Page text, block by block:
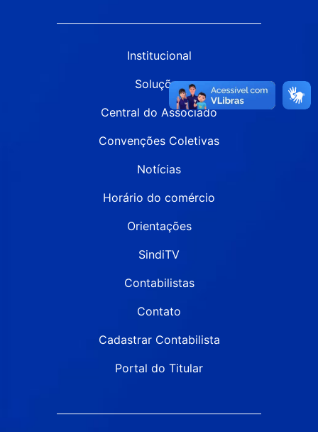
Institucional
Soluções
Central do Associado
Convenções Coletivas
Notícias
Horário do comércio
Orientações
SindiTV
Contabilistas
Contato
Cadastrar Contabilista
Portal do Titular